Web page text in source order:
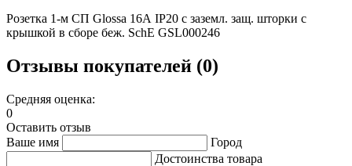
Розетка 1-м СП Glossa 16А IP20 с заземл. защ. шторки с
крышкой в сборе беж. SchE GSL000246
Отзывы покупателей (0)
Средняя оценка:
0
Оставить отзыв
Ваше имя
Город
Достоинства товара